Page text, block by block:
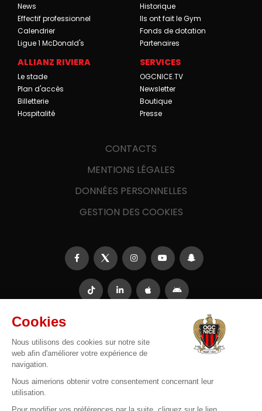
News
Effectif professionnel
Calendrier
Ligue 1 McDonald's
Historique
Ils ont fait le Gym
Fonds de dotation
Partenaires
ALLIANZ RIVIERA
Le stade
Plan d'accès
Billetterie
Hospitalité
SERVICES
OGCNICE.TV
Newsletter
Boutique
Presse
CONTACTS
MENTIONS LÉGALES
DONNÉES PERSONNELLES
GESTION DES COOKIES